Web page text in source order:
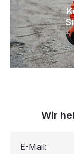
Wir
E-Mail: